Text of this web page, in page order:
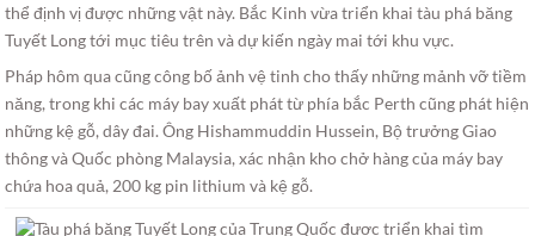
thể định vị được những vật này. Bắc Kinh vừa triển khai tàu phá băng
Tuyết Long tới mục tiêu trên và dự kiến ngày mai tới khu vực.
Pháp hôm qua cũng công bố ảnh vệ tinh cho thấy những mảnh vỡ tiềm
năng, trong khi các máy bay xuất phát từ phía bắc Perth cũng phát hiện
những kệ gỗ, dây đai. Ông Hishammuddin Hussein, Bộ trưởng Giao
thông và Quốc phòng Malaysia, xác nhận kho chở hàng của máy bay
chứa hoa quả, 200 kg pin lithium và kệ gỗ.